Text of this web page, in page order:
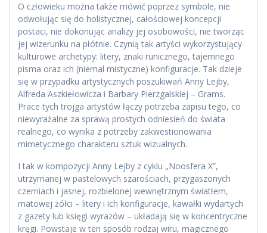
O człowieku można także mówić poprzez symbole, nie
odwołując się do holistycznej, całościowej koncepcji
postaci, nie dokonując analizy jej osobowości, nie tworząc
jej wizerunku na płótnie. Czynią tak artyści wykorzystujący
kulturowe archetypy: litery, znaki runicznego, tajemnego
pisma oraz ich (niemal mistyczne) konfiguracje. Tak dzieje
się w przypadku artystycznych poszukiwań Anny Lejby,
Alfreda Aszkiełowicza i Barbary Pierzgalskiej – Grams.
Prace tych trojga artystów łączy potrzeba zapisu tego, co
niewyrażalne za sprawą prostych odniesień do świata
realnego, co wynika z potrzeby zakwestionowania
mimetycznego charakteru sztuk wizualnych.
I tak w kompozycji Anny Lejby z cyklu „Noosfera X”,
utrzymanej w pastelowych szarościach, przygaszonych
czerniach i jasnej, rozbielonej wewnętrznym światłem,
matowej żółci – litery i ich konfiguracje, kawałki wydartych
z gazety lub księgi wyrazów – układają się w koncentryczne
kręgi. Powstaje w ten sposób rodzaj wiru, magicznego